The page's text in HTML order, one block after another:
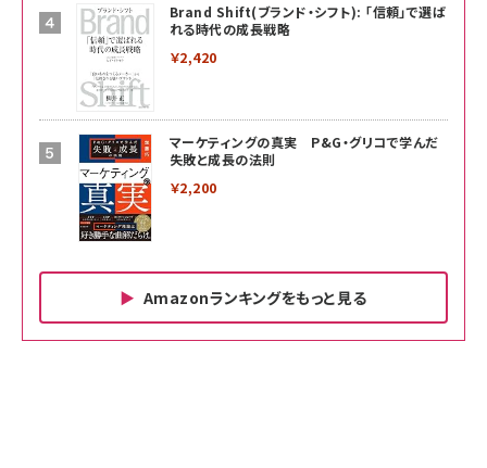
Brand Shift(ブランド・シフト): 「信頼」で選ば
れる時代の成長戦略
￥2,420
マーケティングの真実 P&G・グリコで学んだ
失敗と成長の法則
￥2,200
Amazonランキングをもっと見る